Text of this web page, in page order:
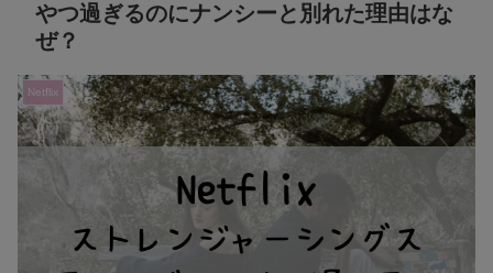
やつ過ぎるのにナンシーと別れた理由はな
ぜ？
Netflix